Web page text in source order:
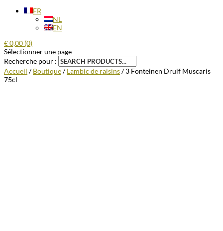
FR
NL
EN
€0,00 (0)
Sélectionner une page
Recherche pour :
Accueil /Boutique/Lambic de raisins/ 3 Fonteinen Druif Muscaris
75cl